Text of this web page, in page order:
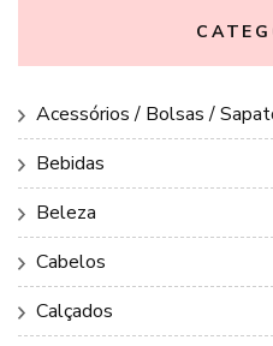
Acessórios / Bolsas /
Bebidas
Beleza
Cabelos
Calçados